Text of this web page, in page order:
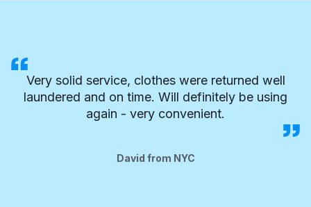
Very solid service, clothes were returned well
laundered and on time. Will definitely be using
again - very convenient.
David from NYC